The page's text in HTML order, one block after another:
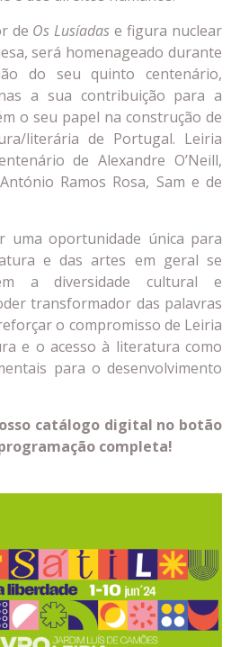
de Os Lusíadas e figura nuclear
será homenageado durante
do seu quinto centenário,
a sua contribuição para a
o seu papel na construção de
literária de Portugal. Leiria
de Alexandre O’Neill,
Ramos Rosa, Sam e de
uma oportunidade única para
e das artes em geral se
a diversidade cultural e
transformador das palavras
o compromisso de Leiria
e o acesso à literatura como
para o desenvolvimento
catálogo digital no botão
completa!